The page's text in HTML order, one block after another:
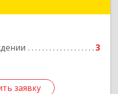
3
заявку
заявку